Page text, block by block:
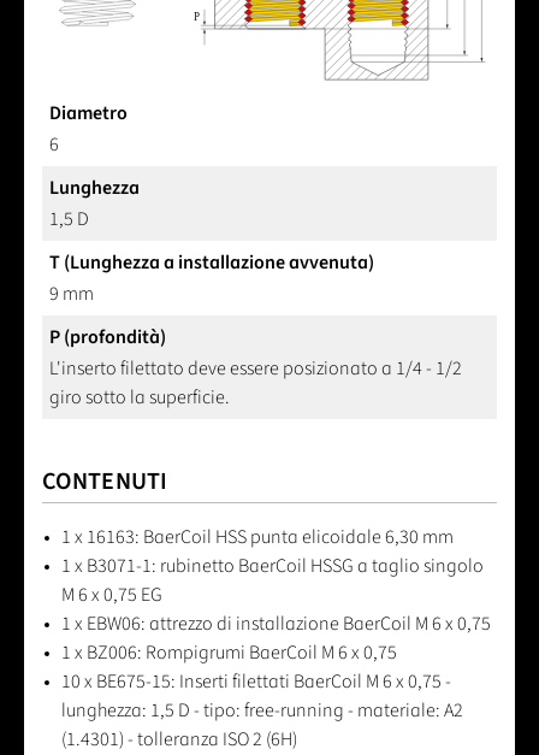
Diametro
6
Lunghezza
1,5 D
T (Lunghezza a installazione avvenuta)
9 mm
P (profondità)
L'inserto filettato deve essere posizionato a 1/4 - 1/2
giro sotto la superficie.
CONTENUTI
1 x 16163: BaerCoil HSS punta elicoidale 6,30 mm
1 x B3071-1: rubinetto BaerCoil HSSG a taglio singolo
M 6 x 0,75 EG
1 x EBW06: attrezzo di installazione BaerCoil M 6 x 0,75
1 x BZ006: Rompigrumi BaerCoil M 6 x 0,75
10 x BE675-15: Inserti filettati BaerCoil M 6 x 0,75 -
lunghezza: 1,5 D - tipo: free-running - materiale: A2
(1.4301) - tolleranza ISO 2 (6H)